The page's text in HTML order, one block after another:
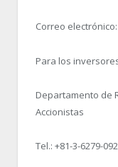
Correo electrónico:
Para los
Departamento de
Accionistas
Tel.: +81-3-6279-